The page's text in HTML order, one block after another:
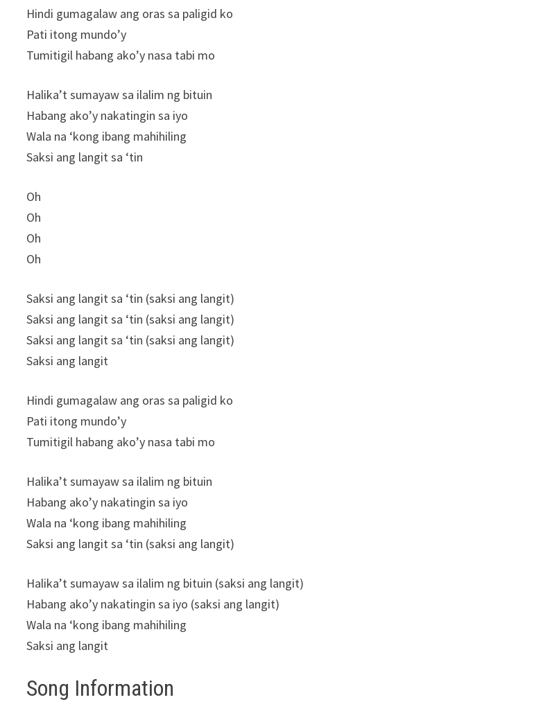
Hindi gumagalaw ang oras sa paligid ko
Pati itong mundo’y
Tumitigil habang ako’y nasa tabi mo
Halika’t sumayaw sa ilalim ng bituin
Habang ako’y nakatingin sa iyo
Wala na ‘kong ibang mahihiling
Saksi ang langit sa ‘tin
Oh
Oh
Oh
Oh
Saksi ang langit sa ‘tin (saksi ang langit)
Saksi ang langit sa ‘tin (saksi ang langit)
Saksi ang langit sa ‘tin (saksi ang langit)
Saksi ang langit
Hindi gumagalaw ang oras sa paligid ko
Pati itong mundo’y
Tumitigil habang ako’y nasa tabi mo
Halika’t sumayaw sa ilalim ng bituin
Habang ako’y nakatingin sa iyo
Wala na ‘kong ibang mahihiling
Saksi ang langit sa ‘tin (saksi ang langit)
Halika’t sumayaw sa ilalim ng bituin (saksi ang langit)
Habang ako’y nakatingin sa iyo (saksi ang langit)
Wala na ‘kong ibang mahihiling
Saksi ang langit
Song Information